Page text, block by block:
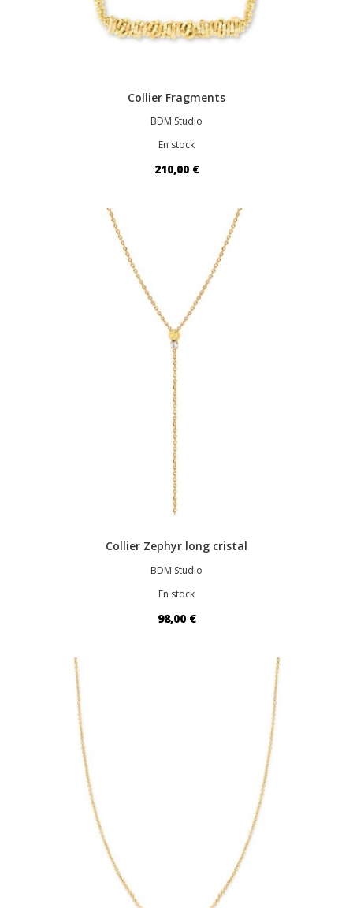
Collier Fragments
BDM Studio
En stock
210,00 €
Collier Zephyr long cristal
BDM Studio
En stock
98,00 €